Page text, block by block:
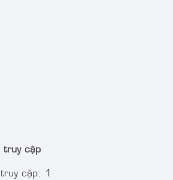
truy cập
cập: 1